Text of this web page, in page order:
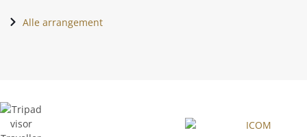
Alle arrangement